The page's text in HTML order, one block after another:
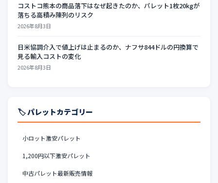
コストコ熊本の商品落下はなぜ起きたのか、パレット1枚20kgが
落ちる高積み陳列のリスク
2026年8月3日
日米協調介入で値上げは止まるのか、ナフサ844ドルの円換算で
見る輸入コストの変化
2026年8月3日
🏷️ パレットカテゴリー
小ロット激安パレット
1,200円以下激安パレット
中古パレット最新販売情報